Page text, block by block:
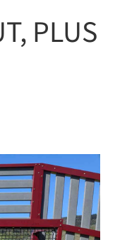
PLUS